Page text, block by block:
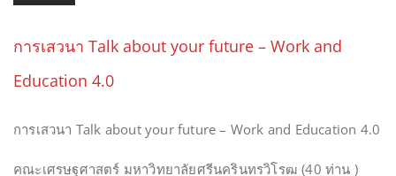
การเสวนา Talk about your future – Work and
Education 4.0
การเสวนา Talk about your future – Work and Education 4.0
คณะเศรษฐศาสตร์ มหาวิทยาลัยศรีนครินทรวิโรฒ (40 ท่าน )